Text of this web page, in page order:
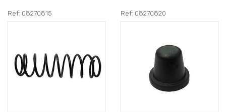
Ref: 08270815 Ref: 08270820